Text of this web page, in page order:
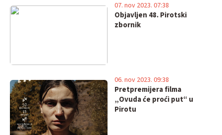
Objavljen 48. Pirotski
zbornik
07. nov 2023. 07:38
Pretpremijera filma
„Ovuda će proći put“ u
Pirotu
06. nov 2023. 09:38